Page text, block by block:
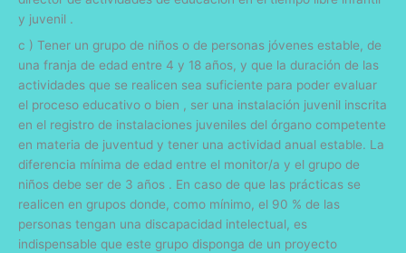
y juvenil .
c ) Tener un grupo de niños o de personas jóvenes estable, de
una franja de edad entre 4 y 18 años, y que la duración de las
actividades que se realicen sea suficiente para poder evaluar
el proceso educativo o bien , ser una instalación juvenil inscrita
en el registro de instalaciones juveniles del órgano competente
en materia de juventud y tener una actividad anual estable. La
diferencia mínima de edad entre el monitor/a y el grupo de
niños debe ser de 3 años . En caso de que las prácticas se
realicen en grupos donde, como mínimo, el 90 % de las
personas tengan una discapacidad intelectual, es
indispensable que este grupo disponga de un proyecto